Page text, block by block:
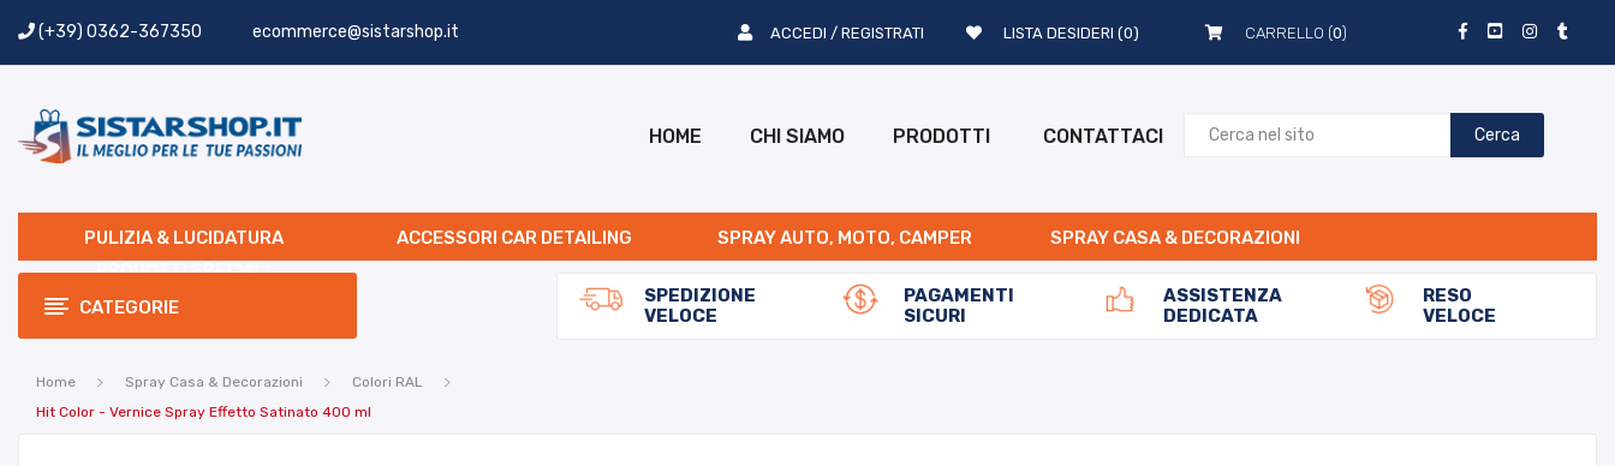
(+39) 0362-367350 ecommerce@sistarshop.it ACCEDI / REGISTRATI LISTA DESIDERI (0) CARRELLO (0)
HOME CHI SIAMO PRODOTTI CONTATTACI Cerca
PULIZIA & LUCIDATURA ACCESSORI CAR DETAILING SPRAY AUTO, MOTO, CAMPER
SPRAY CASA & DECORAZIONI
PRODOTTI SPECIALI
CATEGORIE
Home Spray Casa & Decorazioni
Colori RAL
Hit Color - Vernice Spray Effetto Satinato 400 ml
SPEDIZIONE
VELOCE
PAGAMENTI
SICURI
ASSISTENZA
DEDICATA
RESO
VELOCE